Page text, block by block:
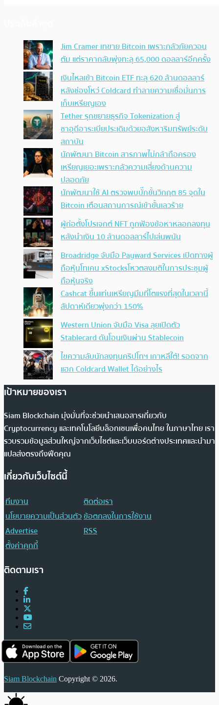
Jim Cramer เทขาย Bitcoin เพราะกลัวภัยควอน
ตัม แต่ราคากลับพุ่งทะลุ 65,000 ดอลลาร์อีกครั้ง
เงินไหลเข้า Bitcoin ETF ทะลุ 620 ล้านดอลลาร์
หลังช่องโหว่ Coldcard ทำลายความเชื่อมั่นการ
เก็บเหรียญเอง
Tether รุกขยายธุรกิจ Tokenization สู่
ซาอุดีอาระเบียประเดิมด้วยอสังหาริมทรัพย์ระดับ
สถาบัน
นักพัฒนา Bitcoin สารภาพไม่กล้าถือครอง
เหรียญเยอะเพราะกลัวความเสี่ยงด้านความ
ปลอดภัย
นักพัฒนาใช้ AI ตรวจพบบั๊กขั้นวิกฤต 85 จุดใน
Bitcoin เตือนสถานการณ์เข้าขั้นเลวร้าย
ผู้ก่อตั้งโปรเจกต์ NFT ถูกฟ้องข้อหาหลอกลงทุน
หลังนำเงิน 10 ล้านดอลลาร์ไปเล่นพนัน
Broadridge จับมือ Payward Services เปิดทางผู้
ถือหุ้นโทเคน xStocksโหวตลงมติในการประชุมผู้
ถือหุ้นจริง
Cashcat ขึ้นแท่นเหรียญมีมที่โตแรงที่สุดในเวลานี้
สัปดาห์เดียวพุ่งกว่า 150%
Western Union จับมือ Visa ลุยเปิดตัว
Stablecard ดันโอนเงินผ่าน Stablecoin
ไขความลับนักลงทุนคริปโทฯ เกาหลีใต้! รอดจาก
แฮก Coldcard Wallet ได้อย่างไร
เป้าหมายของเรา
Siam Blockchain มุ่งมั่นที่จะช่วยนำเสนอสารเกี่ยวกับ
Cryptocurrency และเทคโนโลยีบล็อกเชนเพื่อคนไทย ในภาษาไทย เรา
รวบรวมข้อมูลส่วนใหญ่จากเว็บไซต์และเว็บบอร์ดต่างประเทศและนำมา
แปลส่งตรงถึงฟีดคุณ
เกี่ยวกับเว็บไซต์นี้
ทีมงาน
ติดต่อเรา
นโยบายความเป็นส่วนตัวข้อตกลงในการใช้งาน
Advertise
RSS
ตั้งค่าคุกกี้
ติดตามเรา
Siam Blockchain Copyright © 2026.